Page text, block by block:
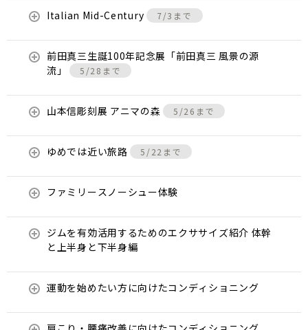
Italian Mid-Century 7/3まで
前田真三生誕100年記念展「前田真三 風景の源
流」
5/28まで
山本信彫刻展 アニマの森 5/26まで
ゆめでは近い旅路 5/22まで
ファミリースノーシュー体験
ジムを有効活用するためのエクササイズ紹介 体幹
と上半身と下半身編
運動を始めたい方に向けたコンディショニング